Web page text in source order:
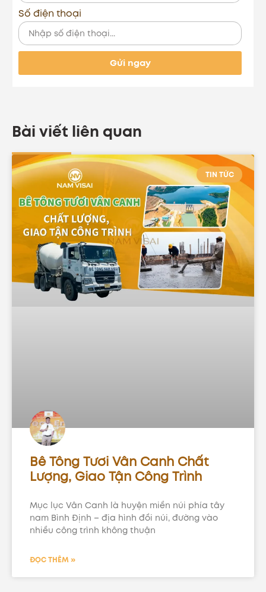
Số điện thoại
Gửi ngay
Bài viết liên quan
TIN TỨC
Bê Tông Tươi Vân Canh Chất
Lượng, Giao Tận Công Trình
Mục lục Vân Canh là huyện miền núi phía tây
nam Bình Định – địa hình đồi núi, đường vào
nhiều công trình không thuận
ĐỌC THÊM »